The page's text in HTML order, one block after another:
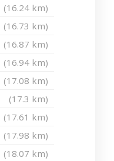
(16.24 km)
(16.73 km)
(16.87 km)
(16.94 km)
(17.08 km)
(17.3 km)
(17.61 km)
(17.98 km)
(18.07 km)